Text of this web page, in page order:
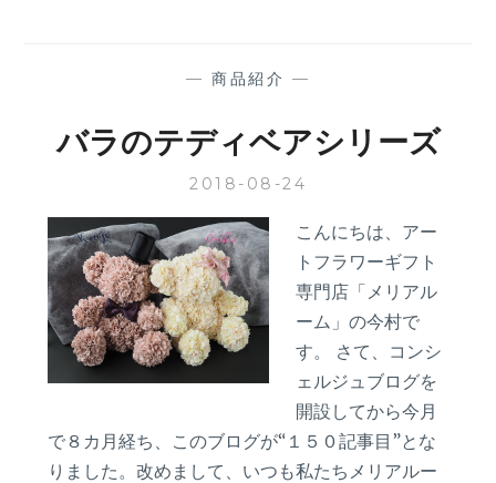
ズ‐
つ
の
ク
ロ
ー
ブ
ー
ケ‐
— 商品紹介 —
バラのテディベアシリーズ
2018-08-24
こんにちは、アー
トフラワーギフト
専門店「メリアル
ーム」の今村で
す。 さて、コンシ
ェルジュブログを
開設してから今月
で８カ月経ち、このブログが“１５０記事目”とな
りました。改めまして、いつも私たちメリアルー